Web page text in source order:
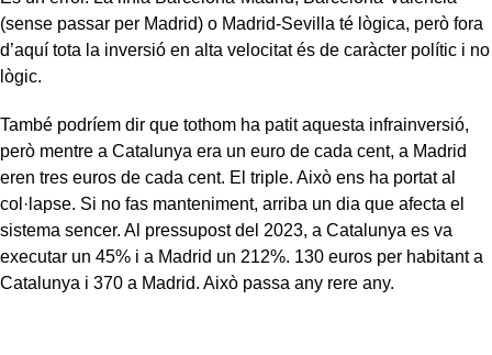
(sense passar per Madrid) o Madrid-Sevilla té lògica, però fora
d’aquí tota la inversió en alta velocitat és de caràcter polític i no
lògic.
També podríem dir que tothom ha patit aquesta infrainversió,
però mentre a Catalunya era un euro de cada cent, a Madrid
eren tres euros de cada cent. El triple. Això ens ha portat al
col·lapse. Si no fas manteniment, arriba un dia que afecta el
sistema sencer. Al pressupost del 2023, a Catalunya es va
executar un 45% i a Madrid un 212%. 130 euros per habitant a
Catalunya i 370 a Madrid. Això passa any rere any.